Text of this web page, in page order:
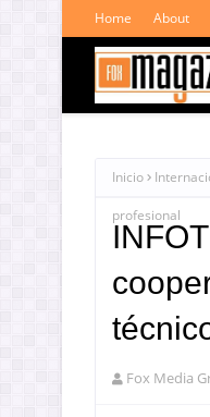
Home About
Inicio
profesional
Fox Media